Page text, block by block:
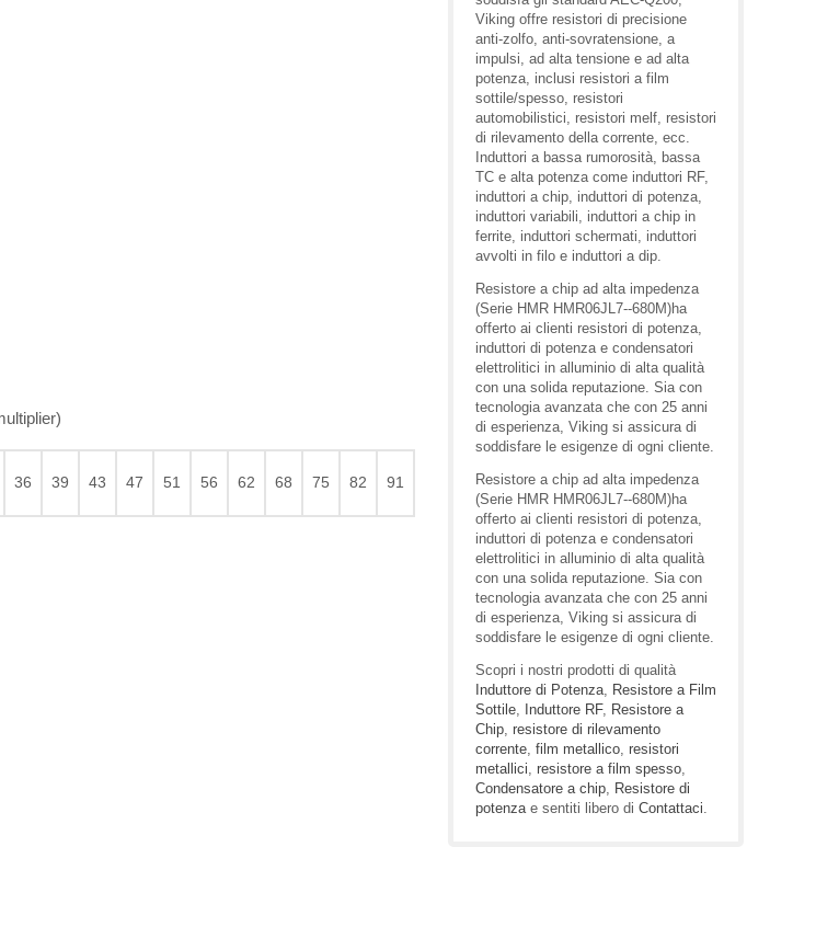
36 39 43 47 51 56 62 68 75 82 91
Viking offre resistori di precisione
anti-zolfo, anti-sovratensione, a
impulsi, ad alta tensione e ad alta
potenza, inclusi resistori a film
sottile/spesso, resistori
automobilistici, resistori melf, resistori
di rilevamento della corrente, ecc.
Induttori a bassa rumorosità, bassa
TC e alta potenza come induttori RF,
induttori a chip, induttori di potenza,
induttori variabili, induttori a chip in
ferrite, induttori schermati, induttori
avvolti in filo e induttori a dip.
Resistore a chip ad alta impedenza
(Serie HMR HMR06JL7--680M)ha
offerto ai clienti resistori di potenza,
induttori di potenza e condensatori
elettrolitici in alluminio di alta qualità
con una solida reputazione. Sia con
tecnologia avanzata che con 25 anni
di esperienza, Viking si assicura di
soddisfare le esigenze di ogni cliente.
Resistore a chip ad alta impedenza
(Serie HMR HMR06JL7--680M)ha
offerto ai clienti resistori di potenza,
induttori di potenza e condensatori
elettrolitici in alluminio di alta qualità
con una solida reputazione. Sia con
tecnologia avanzata che con 25 anni
di esperienza, Viking si assicura di
soddisfare le esigenze di ogni cliente.
Scopri i nostri prodotti di qualità
Induttore di Potenza, Resistore a Film
Sottile, Induttore RF, Resistore a
Chip, resistore di rilevamento
corrente, film metallico, resistori
metallici, resistore a film spesso,
Condensatore a chip, Resistore di
potenzae sentiti libero di Contattaci.